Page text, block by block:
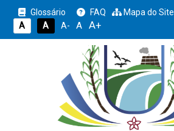
Glossário FAQ Mapa do Site
A
A A- A A+